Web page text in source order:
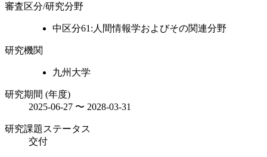
審査区分/研究分野
中区分61:人間情報学およびその関連分野
研究機関
九州大学
研究期間 (年度)
2025-06-27 〜 2028-03-31
研究課題ステータス
交付